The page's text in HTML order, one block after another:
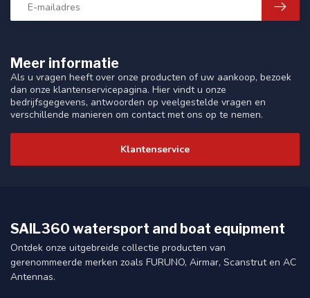
Meer informatie
Als u vragen heeft over onze producten of uw aankoop, bezoek
dan onze klantenservicepagina. Hier vindt u onze
bedrijfsgegevens, antwoorden op veelgestelde vragen en
verschillende manieren om contact met ons op te nemen.
Klantenservice
SAIL360 watersport and boat equipment
Ontdek onze uitgebreide collectie producten van
gerenommeerde merken zoals FURUNO, Airmar, Scanstrut en AC
Antennas.